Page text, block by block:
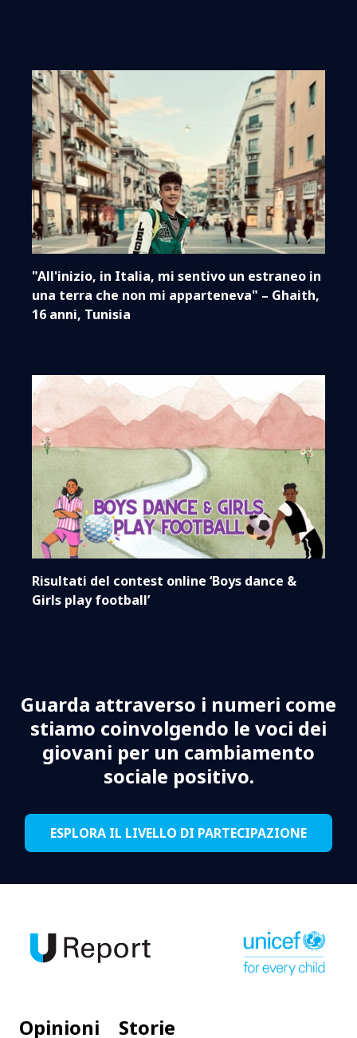
"All'inizio, in Italia, mi sentivo un estraneo in
una terra che non mi apparteneva" – Ghaith,
16 anni, Tunisia
Risultati del contest online ‘Boys dance &
Girls play football’
Guarda attraverso i numeri come
stiamo coinvolgendo le voci dei
giovani per un cambiamento
sociale positivo.
ESPLORA IL LIVELLO DI PARTECIPAZIONE
Opinioni Storie